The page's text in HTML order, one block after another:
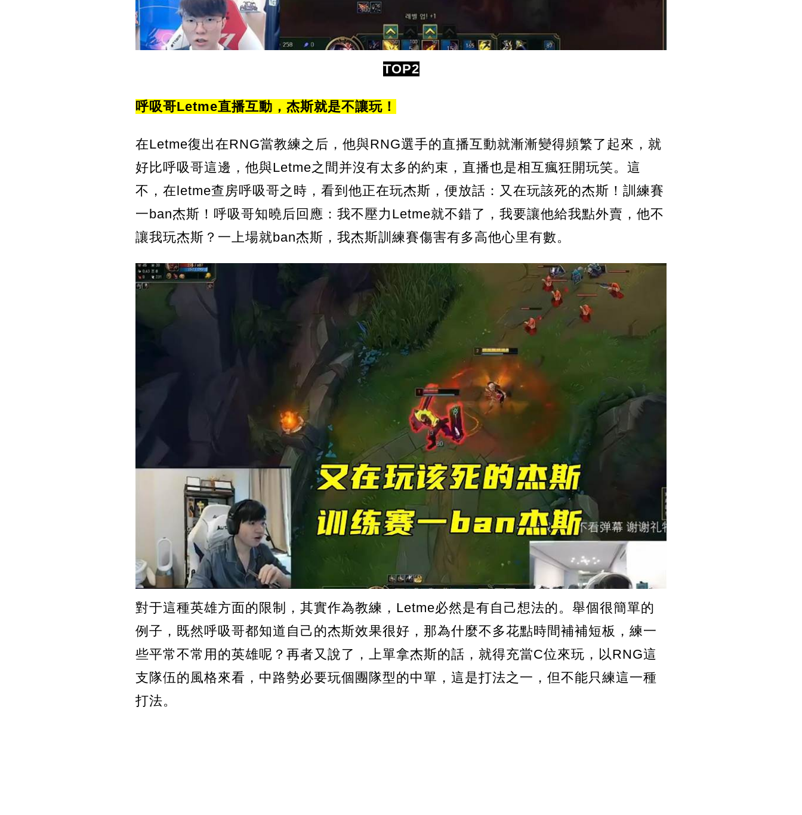
TOP2
呼吸哥Letme直播互動，杰斯就是不讓玩！
在Letme復出在RNG當教練之后，他與RNG選手的直播互動就漸漸變得頻繁了起來，就
好比呼吸哥這邊，他與Letme之間并沒有太多的約束，直播也是相互瘋狂開玩笑。這
不，在letme查房呼吸哥之時，看到他正在玩杰斯，便放話：又在玩該死的杰斯！訓練賽
一ban杰斯！呼吸哥知曉后回應：我不壓力Letme就不錯了，我要讓他給我點外賣，他不
讓我玩杰斯？一上場就ban杰斯，我杰斯訓練賽傷害有多高他心里有數。
對于這種英雄方面的限制，其實作為教練，Letme必然是有自己想法的。舉個很簡單的
例子，既然呼吸哥都知道自己的杰斯效果很好，那為什麼不多花點時間補補短板，練一
些平常不常用的英雄呢？再者又說了，上單拿杰斯的話，就得充當C位來玩，以RNG這
支隊伍的風格來看，中路勢必要玩個團隊型的中單，這是打法之一，但不能只練這一種
打法。